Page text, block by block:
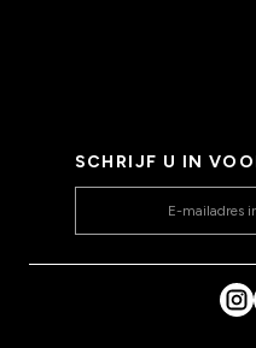
SCHRIJF U IN